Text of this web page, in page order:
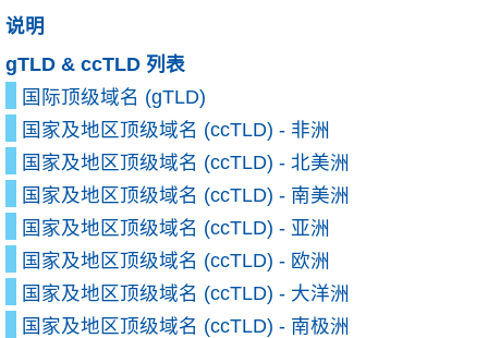
说明
gTLD & ccTLD 列表
国际顶级域名 (gTLD)
国家及地区顶级域名 (ccTLD) - 非洲
国家及地区顶级域名 (ccTLD) - 北美洲
国家及地区顶级域名 (ccTLD) - 南美洲
国家及地区顶级域名 (ccTLD) - 亚洲
国家及地区顶级域名 (ccTLD) - 欧洲
国家及地区顶级域名 (ccTLD) - 大洋洲
国家及地区顶级域名 (ccTLD) - 南极洲